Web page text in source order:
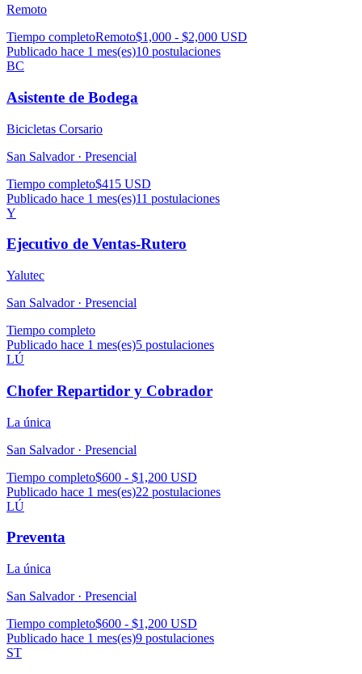
Remoto
Tiempo completoRemoto$1,000 - $2,000 USD
Publicado hace 1 mes(es)10 postulaciones
BC
Asistente de Bodega
Bicicletas Corsario
San Salvador · Presencial
Tiempo completo$415 USD
Publicado hace 1 mes(es)11 postulaciones
Y
Ejecutivo de Ventas-Rutero
Yalutec
San Salvador · Presencial
Tiempo completo
Publicado hace 1 mes(es)5 postulaciones
LÚ
Chofer Repartidor y Cobrador
La única
San Salvador · Presencial
Tiempo completo$600 - $1,200 USD
Publicado hace 1 mes(es)22 postulaciones
LÚ
Preventa
La única
San Salvador · Presencial
Tiempo completo$600 - $1,200 USD
Publicado hace 1 mes(es)9 postulaciones
ST